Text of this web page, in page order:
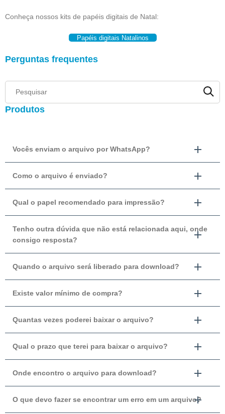
Conheça nossos kits de papéis digitais de Natal:
Papéis digitais Natalinos
Perguntas frequentes
Produtos
Vocês enviam o arquivo por WhatsApp?
Como o arquivo é enviado?
Qual o papel recomendado para impressão?
Tenho outra dúvida que não está relacionada aqui, onde
consigo resposta?
Quando o arquivo será liberado para download?
Existe valor mínimo de compra?
Quantas vezes poderei baixar o arquivo?
Qual o prazo que terei para baixar o arquivo?
Onde encontro o arquivo para download?
O que devo fazer se encontrar um erro em um arquivo?